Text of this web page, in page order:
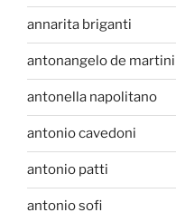
annarita briganti
antonangelo de martini
antonella napolitano
antonio cavedoni
antonio patti
antonio sofi